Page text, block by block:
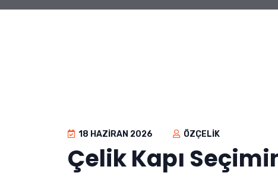
18 HAZIRAN 2026 ÖZÇELIK
Çelik Kapı